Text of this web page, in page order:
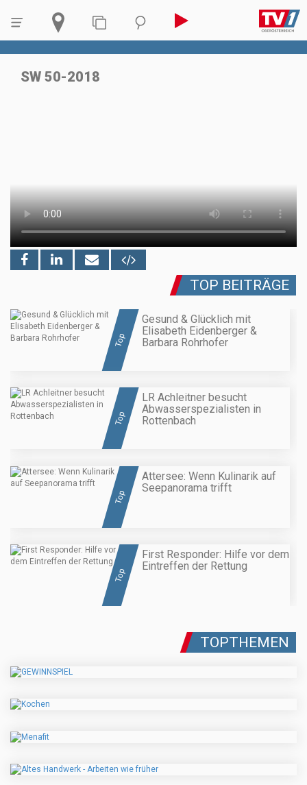
SW 50-2018
TOP BEITRÄGE
Top
Gesund & Glücklich mit
Elisabeth Eidenberger &
Barbara Rohrhofer
Top
LR Achleitner besucht
Abwasserspezialisten in
Rottenbach
Top
Attersee: Wenn Kulinarik auf
Seepanorama trifft
Top
First Responder: Hilfe vor dem
Eintreffen der Rettung
TOPTHEMEN